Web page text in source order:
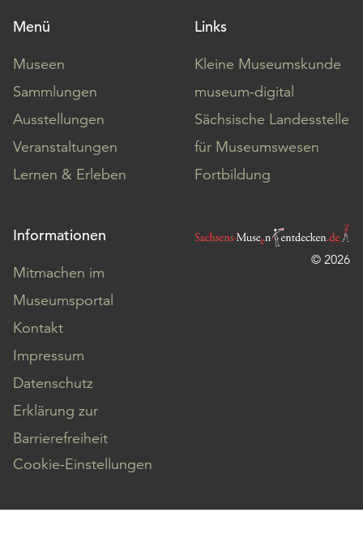
Menü
Museen
Sammlungen
Ausstellungen
Veranstaltungen
Lernen & Erleben
Links
Kleine Museumskunde
museum-digital
Sächsische Landesstelle
für Museumswesen
Fortbildung
Informationen
Mitmachen im
Museumsportal
Kontakt
Impressum
Datenschutz
Erklärung zur
Barrierefreiheit
Cookie-Einstellungen
© 2026